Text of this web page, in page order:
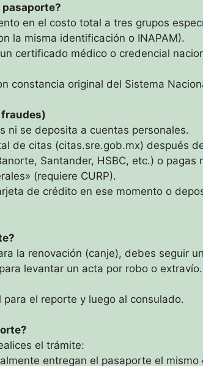
pasaporte?
en el costo total a tres grupos
la misma identificación o INAPAM).
certificado médico o credencial
constancia original del Sistema
fraudes)
ni se deposita a cuentas personales.
de citas (citas.sre.gob.mx) después
Santander, HSBC, etc.) o
(requiere CURP).
de crédito en ese momento o
la renovación (canje), debes seguir
levantar un acta por robo o
el reporte y luego al consulado.
el trámite:
entregan el pasaporte el